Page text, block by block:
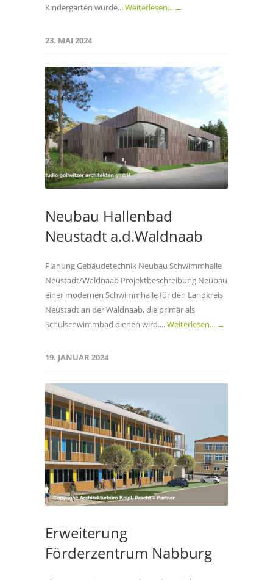
Kindergarten wurde...Weiterlesen... →
23. MAI 2024
Neubau Hallenbad
Neustadt a.d.Waldnaab
Planung Gebäudetechnik Neubau Schwimmhalle
Neustadt/Waldnaab Projektbeschreibung Neubau
einer modernen Schwimmhalle für den Landkreis
Neustadt an der Waldnaab, die primär als
Schulschwimmbad dienen wird....Weiterlesen... →
19. JANUAR 2024
Erweiterung
Förderzentrum Nabburg